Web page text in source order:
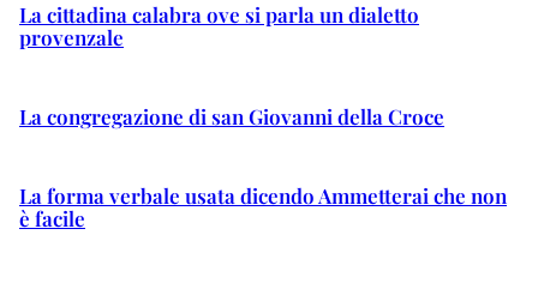
La cittadina calabra ove si parla un dialetto
provenzale
La congregazione di san Giovanni della Croce
La forma verbale usata dicendo Ammetterai che non
è facile